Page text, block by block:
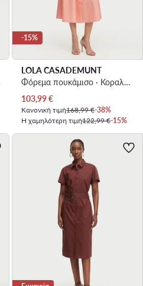
-15%
LOLA CASADEMUNT
Φόρεμα πουκάμισο · Κοραλλί · Midi
Τρέχουσα τιμή
103,99€
Κανονική τιμή168,99 €-38%
Η χαμηλότερη τιμή122,99 €-15%